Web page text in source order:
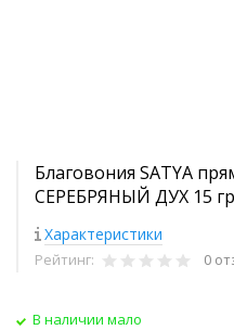
Благовония SATYA
СЕРЕБРЯНЫЙ ДУХ 15
Характеристики
Рейтинг: 0
В наличии мало